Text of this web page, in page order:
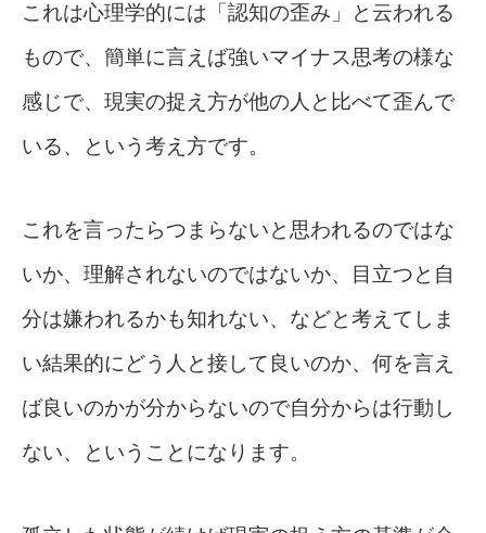
これは心理学的には「認知の歪み」と云われる
もので、簡単に言えば強いマイナス思考の様な
感じで、現実の捉え方が他の人と比べて歪んで
いる、という考え方です。
これを言ったらつまらないと思われるのではな
いか、理解されないのではないか、目立つと自
分は嫌われるかも知れない、などと考えてしま
い結果的にどう人と接して良いのか、何を言え
ば良いのかが分からないので自分からは行動し
ない、ということになります。